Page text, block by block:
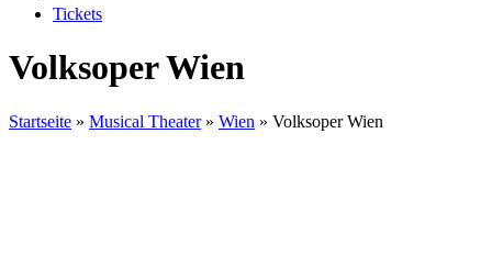
Tickets
Volksoper Wien
Startseite » Musical Theater» Wien » Volksoper Wien